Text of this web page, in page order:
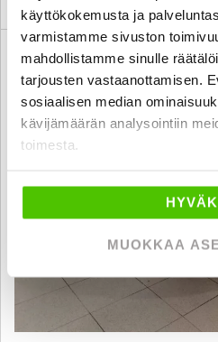
käyttökokemusta ja
varmistamme sivuston
mahdollistamme sinulle
tarjousten vastaanottamisen.
sosiaalisen median
kävijämäärän analysointiin
toimesta.
MUOKKAA
6 kk korotonta ja kulutonta